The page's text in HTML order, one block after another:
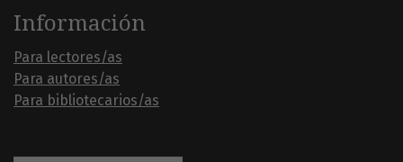
Información
Para lectores/as
Para autores/as
Para bibliotecarios/as